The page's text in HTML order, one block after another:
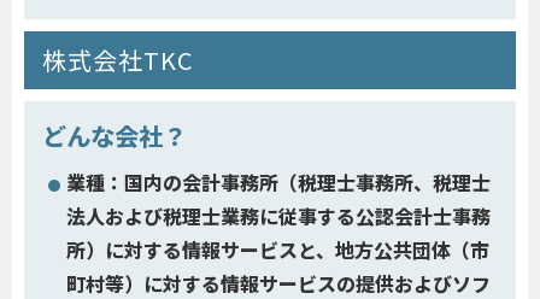
株式会社TKC
どんな会社？
業種：国内の会計事務所（税理士事務所、税理士
法人および税理士業務に従事する公認会計士事務
所）に対する情報サービスと、地方公共団体（市
町村等）に対する情報サービスの提供およびソフ